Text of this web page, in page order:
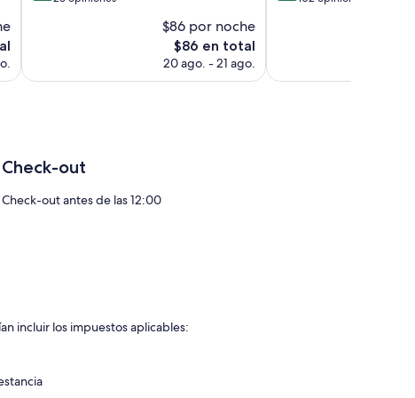
$86 por noche
El
precio
$86 en total
20 ago. - 21 ago.
opiniones
Check-out
Check-out antes de las 12:00
incluir los impuestos aplicables: